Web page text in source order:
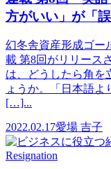
方がいい」が「
幻冬舎資産形成ゴー
載 第8回がリリース
は、どうしたら角を
ょうか。「日本語よ
[…]...
2022.02.17愛場 吉子